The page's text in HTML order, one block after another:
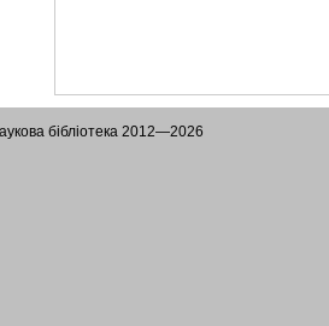
бібліотека 2012—2026